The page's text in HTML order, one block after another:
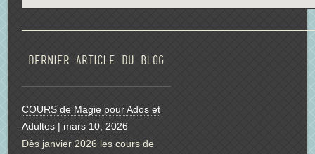
Dernier article du blog
COURS de Magie pour Ados et
Adultes | mars 10, 2026
Dès janvier 2026 les cours de